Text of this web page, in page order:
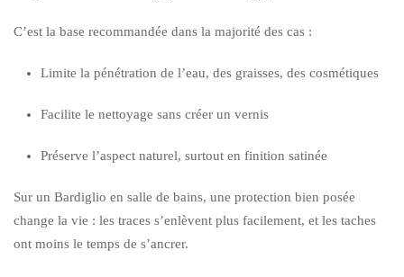
C’est la base recommandée dans la majorité des cas :
Limite la pénétration de l’eau, des graisses, des cosmétiques
Facilite le nettoyage sans créer un vernis
Préserve l’aspect naturel, surtout en finition satinée
Sur un Bardiglio en salle de bains, une protection bien posée
change la vie : les traces s’enlèvent plus facilement, et les taches
ont moins le temps de s’ancrer.